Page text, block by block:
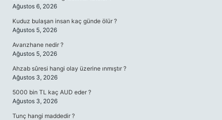
Ağustos 6, 2026
Kuduz bulaşan insan kaç günde ölür ?
Ağustos 5, 2026
Avarızhane nedir ?
Ağustos 5, 2026
Ahzab sûresi hangi olay üzerine ınmıştır ?
Ağustos 3, 2026
5000 bin TL kaç AUD eder ?
Ağustos 3, 2026
Tunç hangi maddedir ?